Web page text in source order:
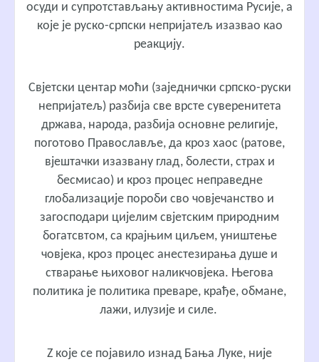
осуди и супротстављању активностима Русије, а
које је руско-српски непријатељ изазвао као
реакцију.
Свјетски центар моћи (заједнички српско-руски
непријатељ) разбија све врсте суверенитета
држава, народа, разбија основне религије,
поготово Православље, да кроз хаос (ратове,
вјештачки изазвану глад, болести, страх и
бесмисао) и кроз процес неправедне
глобализације пороби сво човјечанство и
загосподари цијелим свјетским природним
богатсвтом, са крајњим циљем, уништење
човјека, кроз процес анестезирања душе и
стварање њиховог наликчовјека. Његова
политика је политика преваре, крађе, обмане,
лажи, илузије и силе.
Z које се појавило изнад Бања Луке, није